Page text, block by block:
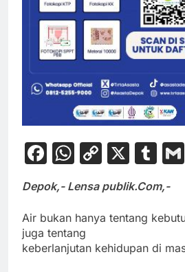
Facebook
WhatsApp
Copy
Link
X
Depok,- Lensa publik.Com,-
Air bukan hanya tentang
juga tentang
keberlanjutan kehidupan di